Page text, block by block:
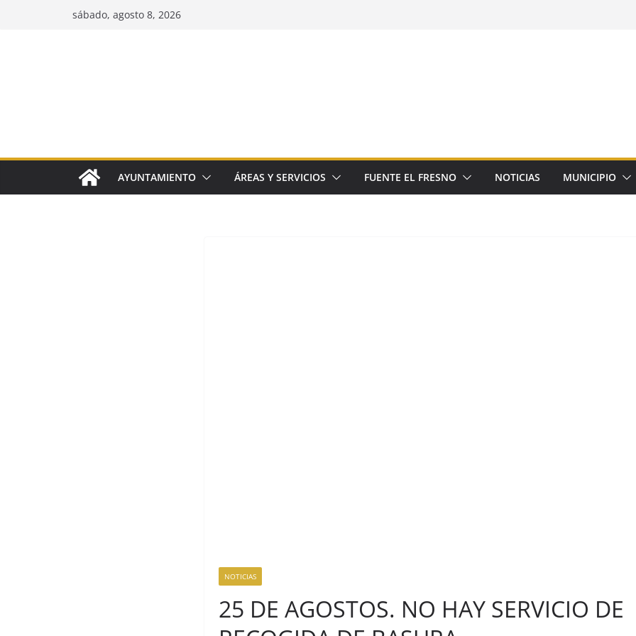
sábado, agosto 8, 2026
AYUNTAMIENTO ÁREAS Y SERVICIOS FUENTE EL FRESNO NOTICIAS MUNICIPIO
NOTICIAS
25 DE AGOSTOS. NO HAY SERVICIO DE